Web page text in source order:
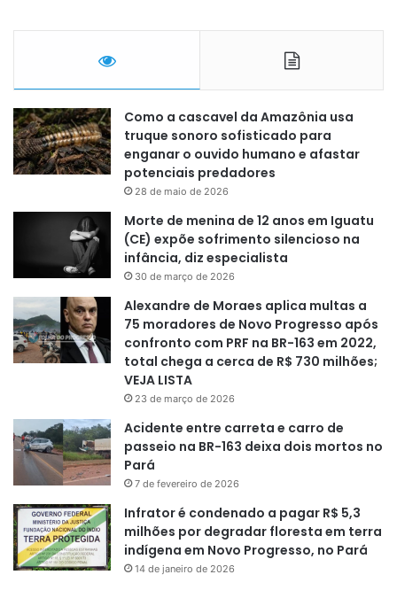
Como a cascavel da Amazônia usa
truque sonoro sofisticado para
enganar o ouvido humano e afastar
potenciais predadores
28 de maio de 2026
Morte de menina de 12 anos em Iguatu
(CE) expõe sofrimento silencioso na
infância, diz especialista
30 de março de 2026
Alexandre de Moraes aplica multas a
75 moradores de Novo Progresso após
confronto com PRF na BR-163 em 2022,
total chega a cerca de R$ 730 milhões;
VEJA LISTA
23 de março de 2026
Acidente entre carreta e carro de
passeio na BR-163 deixa dois mortos no
Pará
7 de fevereiro de 2026
Infrator é condenado a pagar R$ 5,3
milhões por degradar floresta em terra
indígena em Novo Progresso, no Pará
14 de janeiro de 2026